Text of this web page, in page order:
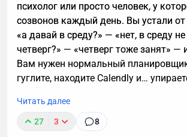
психолог или просто человек, у
созвонов каждый день. Вы устали
«а давай в среду?» — «нет, в среду
четверг?» — «четверг тоже занят» —
Вам нужен нормальный
гуглите, находите Calendly и…
Читать далее
27 3 8